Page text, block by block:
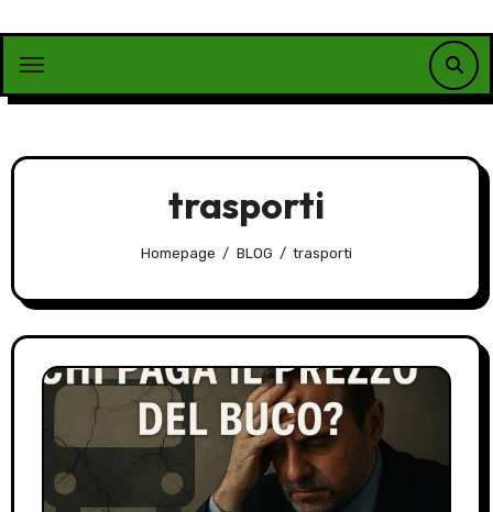
contenuto
trasporti
Homepage BLOG trasporti